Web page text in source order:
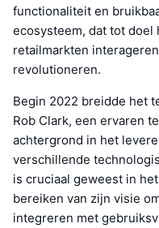
functionaliteit en
ecosysteem, dat tot doel
retailmarkten
revolutioneren.
Begin 2022 breidde het
Rob Clark, een ervaren
achtergrond in het
verschillende
is cruciaal geweest in
bereiken van zijn visie
integreren met